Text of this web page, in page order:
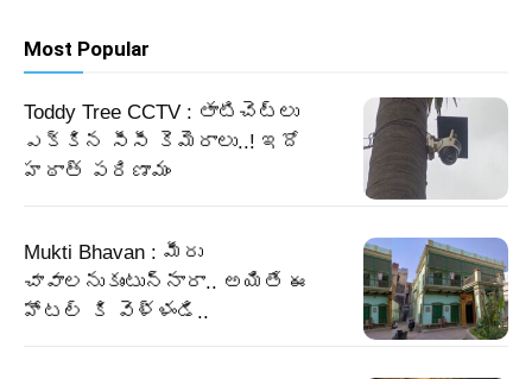
Most Popular
Toddy Tree CCTV : తాటిచెట్లు
ఎక్కిన సీసీ కెమెరాలు..! ఇదో
హఠాత్ పరిణామం
Mukti Bhavan : మీరు
చావాలనుకుంటున్నారా.. అయితే ఈ
హోటల్ కి వెళ్ళండి..